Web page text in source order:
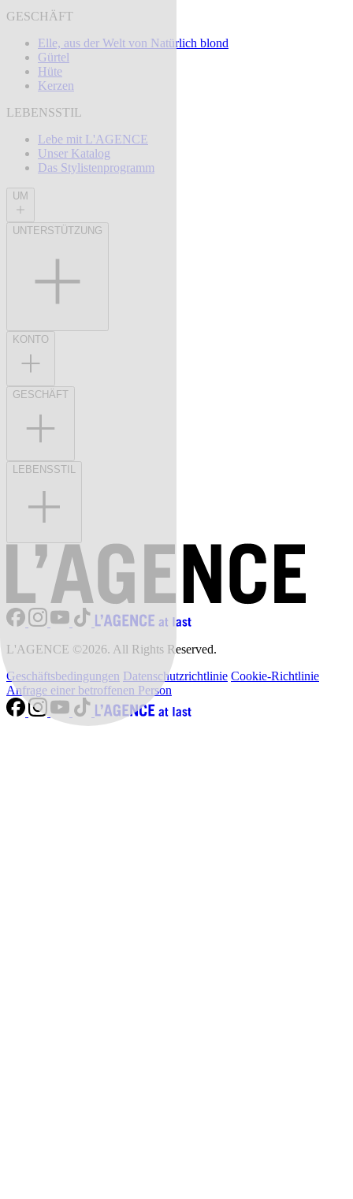
GESCHÄFT
Elle, aus der Welt von Natürlich blond
Gürtel
Hüte
Kerzen
LEBENSSTIL
Lebe mit L'AGENCE
Unser Katalog
Das Stylistenprogramm
UM
UNTERSTÜTZUNG
KONTO
GESCHÄFT
LEBENSSTIL
L'AGENCE ©2026. All Rights Reserved.
Geschäftsbedingungen Datenschutzrichtlinie Cookie-Richtlinie
Anfrage einer betroffenen Person